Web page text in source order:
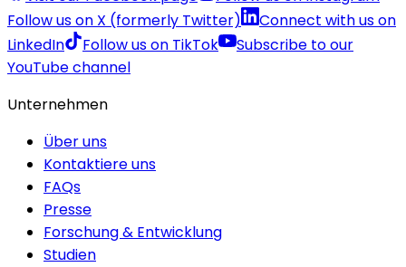
Follow us on X (formerly Twitter)
Connect with us on
LinkedIn
Follow us on TikTok
Subscribe to our
YouTube channel
Unternehmen
Über uns
Kontaktiere uns
FAQs
Presse
Forschung & Entwicklung
Studien